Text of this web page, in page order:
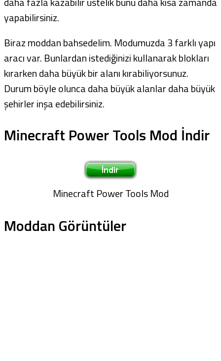
yapabilirsiniz.
Biraz moddan bahsedelim. Modumuzda 3 farklı yapı
aracı var. Bunlardan istediğinizi kullanarak blokları
kırarken daha büyük bir alanı kırabiliyorsunuz.
Durum böyle olunca daha büyük alanlar daha büyük
şehirler inşa edebilirsiniz.
Minecraft Power Tools Mod İndir
Minecraft Power Tools Mod
Moddan Görüntüler